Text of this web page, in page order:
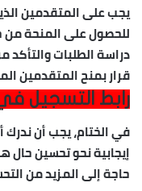
يجب على المتقدمين
للحصول على المنحة من
دراسة الطلبات
قرار بمنح المتقدمين
رابط التسجيل
في الختام، يجب أن
إيجابية نحو تحسين حال
حاجة إلى المزيد من